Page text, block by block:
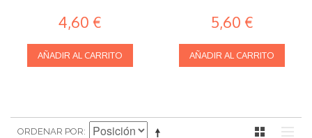
4,60 €
AÑADIR AL CARRITO
5,60 €
AÑADIR AL CARRITO
ORDENAR POR